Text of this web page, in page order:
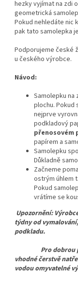
hezky vyjímat na zdi
geometrická
Pokud nehledáte nic
pak tato samolepka
Podporujeme české
u českého výrobce.
Návod:
Samolepku na
plochu. Pokud
nejprve
podkladový
přenosovém
papírem a
Samolepku
Důkladně
Začneme
ostrým úhlem
Pokud
vrátíme se
Upozornění:
týdny od
podkladu.
Pro dobrou
vhodné čerstvě
vodou omyvatelné